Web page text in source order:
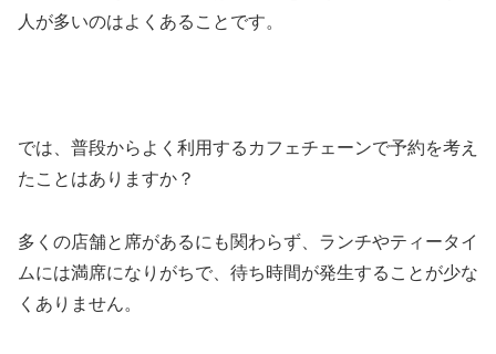
人が多いのはよくあることです。
では、普段からよく利用するカフェチェーンで予約を考え
たことはありますか？
多くの店舗と席があるにも関わらず、ランチやティータイ
ムには満席になりがちで、待ち時間が発生することが少な
くありません。